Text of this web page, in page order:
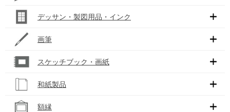
デッサン・製図用品・インク
画筆
スケッチブック・画紙
和紙製品
額縁